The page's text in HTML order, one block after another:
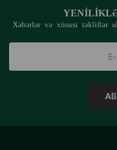
Xəbərlər və xüsusi təkliflər